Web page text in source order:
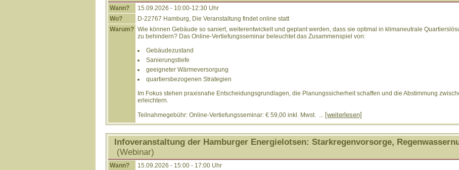
Wann?
15.09.2026 - 10:00-12:30 Uhr
Wo?
D-22767 Hamburg, Die Veranstaltung findet online statt
Warum? Wie können Gebäude so saniert, weiterentwickelt und geplant werden, dass sie optimal in klimaneutrale
zu behindern? Das Online-Vertiefungsseminar beleuchtet das Zusammenspiel von:
Gebäudezustand
Sanierungstiefe
geeigneter Wärmeversorgung
quartiersbezogenen Strategien
Im Fokus stehen praxisnahe Entscheidungsgrundlagen, die Planungssicherheit schaffen und die Abstimmung
erleichtern.
Teilnahmegebühr: Online-Vertiefungsseminar: € 59,00 inkl. Mwst. ... [weiterlesen]
Infoveranstaltung der Hamburger Energielotsen: Starkregenvorsorge,
(Webinar)
Wann?
15.09.2026 - 15:00 - 17:00 Uhr